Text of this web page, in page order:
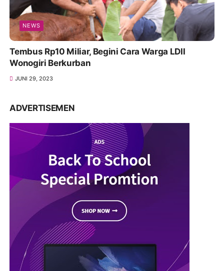
NEWS
Tembus Rp10 Miliar, Begini Cara Warga LDII
Wonogiri Berkurban
JUNI 29, 2023
ADVERTISEMEN